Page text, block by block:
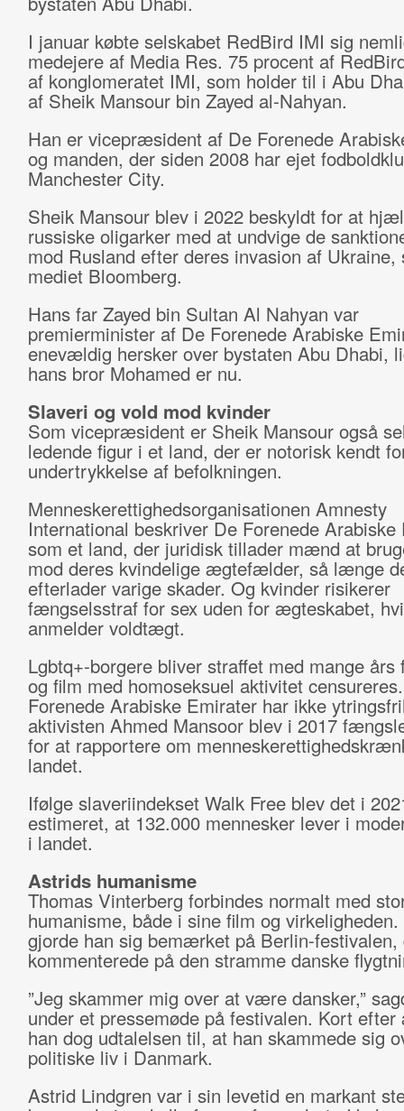
I januar købte selskabet RedBird IMI sig
medejere af Media Res. 75 procent af
af konglomeratet IMI, som holder til i Abu
af Sheik Mansour bin Zayed al-Nahyan.
Han er vicepræsident af De Forenede
og manden, der siden 2008 har ejet
Manchester City.
Sheik Mansour blev i 2022 beskyldt for at
russiske oligarker med at undvige de
mod Rusland efter deres invasion af Ukraine,
mediet Bloomberg.
Hans far Zayed bin Sultan Al Nahyan var
premierminister af De Forenede Arabiske
enevældig hersker over bystaten Abu Dhabi,
hans bror Mohamed er nu.
Slaveri og vold mod kvinder
Som vicepræsident er Sheik Mansour også
ledende figur i et land, der er notorisk kendt
undertrykkelse af befolkningen.
Menneskerettighedsorganisationen Amnesty
International beskriver De Forenede Arabiske
som et land, der juridisk tillader mænd at
mod deres kvindelige ægtefælder, så længe
efterlader varige skader. Og kvinder risikerer
fængselsstraf for sex uden for ægteskabet,
anmelder voldtægt.
Lgbtq+-borgere bliver straffet med mange
og film med homoseksuel aktivitet
Forenede Arabiske Emirater har ikke
aktivisten Ahmed Mansoor blev i 2017
for at rapportere om
landet.
Ifølge slaveriindekset Walk Free blev det i
estimeret, at 132.000 mennesker lever i
i landet.
Astrids humanisme
Thomas Vinterberg forbindes normalt med
humanisme, både i sine film og virkeligheden.
gjorde han sig bemærket på Berlin-festivalen,
kommenterede på den stramme danske
”Jeg skammer mig over at være dansker,”
under et pressemøde på festivalen. Kort
han dog udtalelsen til, at han skammede sig
politiske liv i Danmark.
Astrid Lindgren var i sin levetid en markant